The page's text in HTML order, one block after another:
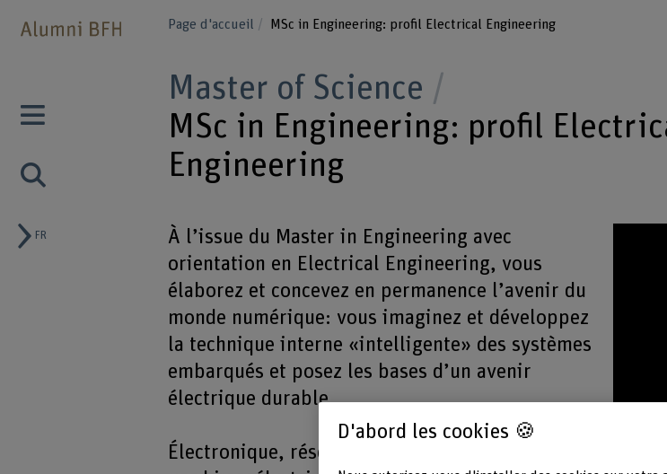
FR
Page d'accueil MSc in Engineering: profil Electrical Engineering
Master of Science
MSc in Engineering: profil
Engineering
À l’issue du Master in Engineering avec
orientation en Electrical Engineering, vous
élaborez et concevez en permanence l’avenir du
monde numérique: vous imaginez et développez
la technique interne «intelligente» des systèmes
embarqués et posez les bases d’un avenir
électrique durable.
Électronique, réseaux électriques, énergie et
D'abord les cookies 🍪